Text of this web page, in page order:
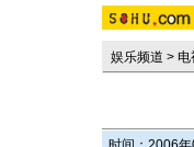
娱乐频道 > 电